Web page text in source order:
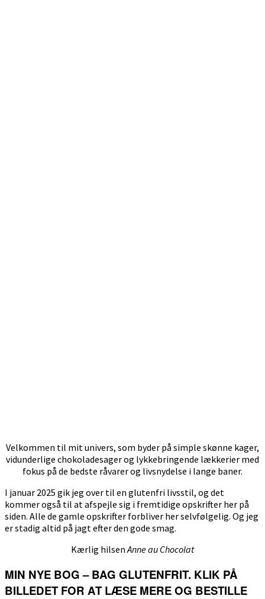
Velkommen til mit univers, som byder på simple skønne kager,
vidunderlige chokoladesager og lykkebringende lækkerier med
fokus på de bedste råvarer og livsnydelse i lange baner.
I januar 2025 gik jeg over til en glutenfri livsstil, og det
kommer også til at afspejle sig i fremtidige opskrifter her på
siden. Alle de gamle opskrifter forbliver her selvfølgelig. Og jeg
er stadig altid på jagt efter den gode smag.
Kærlig hilsenAnne au Chocolat
MIN NYE BOG – BAG GLUTENFRIT. KLIK PÅ
BILLEDET FOR AT LÆSE MERE OG BESTILLE